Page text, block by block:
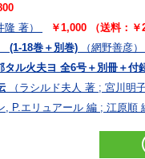
著）
￥1,000 （送料：￥
(1-18巻＋別巻)
（網野善彦）
ル火夫ヨ 全6号＋別冊＋付
（ラシルド夫人 著 ; 宮川明子
, P.エリュアール 編 ; 江原順